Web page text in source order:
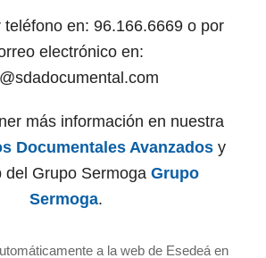
teléfono en: 96.166.6669 o por
electrónico en:
más información en nuestra
Documentales Avanzados y
del Grupo Sermoga Grupo
Sermoga.
a la web de Esedeá en